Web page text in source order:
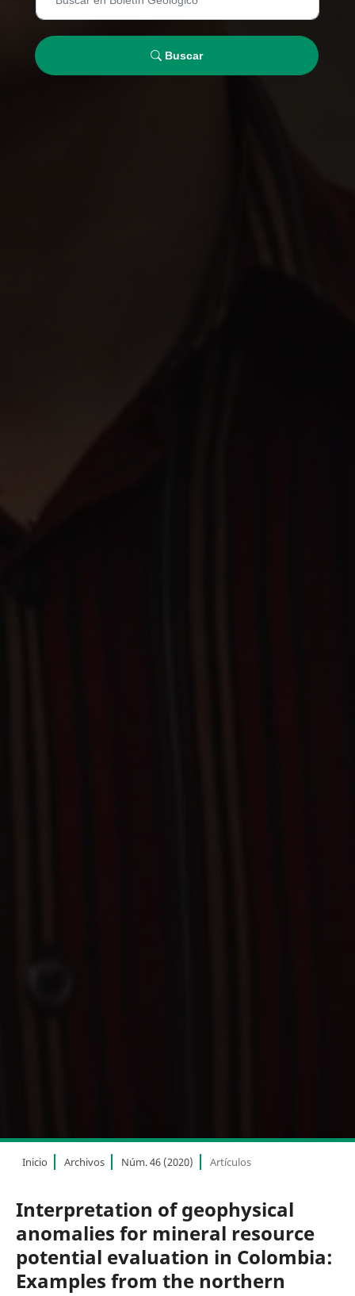
Buscar
Inicio Archivos Núm. 46 (2020) Artículos
Interpretation of geophysical
anomalies for mineral resource
potential evaluation in Colombia:
Examples from the northern